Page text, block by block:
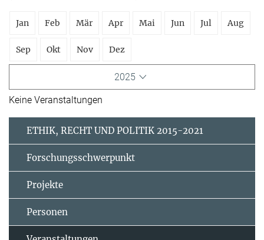
Jan Feb Mär Apr Mai Jun Jul Aug
Sep Okt Nov Dez
2025
Keine Veranstaltungen
ETHIK, RECHT UND POLITIK 2015-2021
Forschungsschwerpunkt
Projekte
Personen